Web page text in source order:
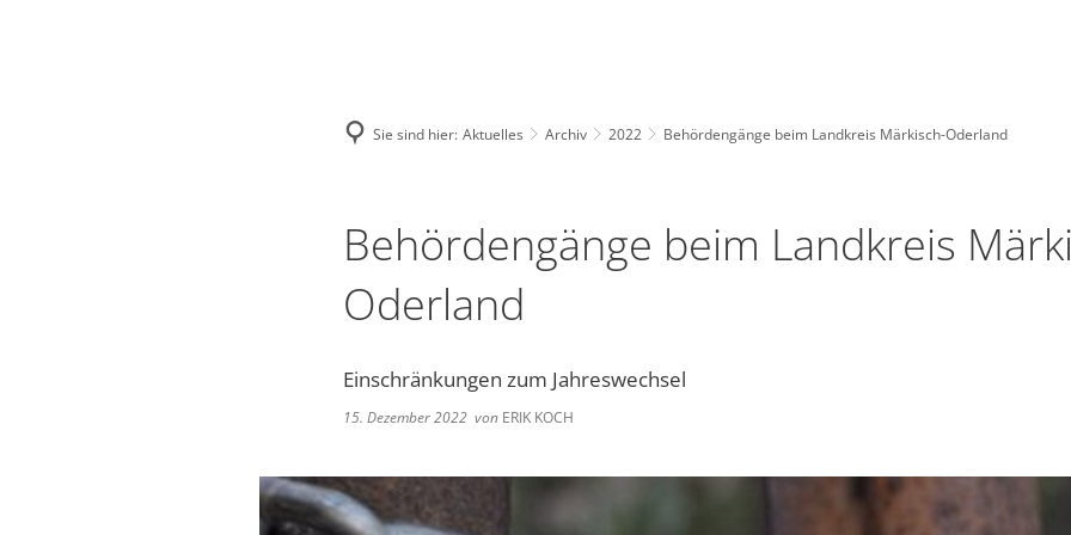
Sie sind hier: Aktuelles Archiv 2022 Behördengänge beim Landkreis Märkisch-Oderland
Behördengänge beim Landkreis
Oderland
Einschränkungen zum Jahreswechsel
15. Dezember 2022 von ERIK KOCH